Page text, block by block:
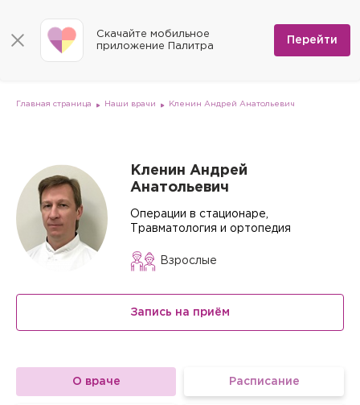
Вакансии
Документы
Сертификаты
Способы оплаты
Страховые организации
Заказать документы для налоговой
Скачать мобильное приложение
Анкета оценки качества услуг
Мы на карте
Главная страница Наши врачи Кленин Андрей Анатольевич
Кленин Андрей
Анатольевич
Операции в стационаре,
Травматология и ортопедия
Взрослые
Запись на приём
О враче Расписание
Скачайте мобильное
приложение Палитра
Перейти